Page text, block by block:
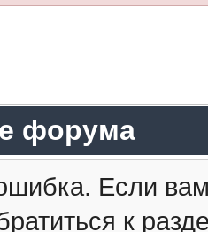
форума
Если
к